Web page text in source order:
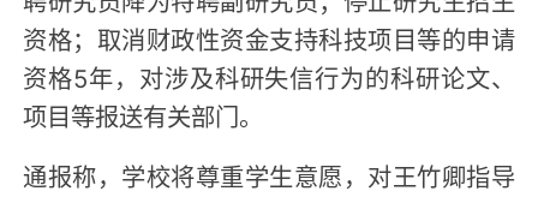
资格；取消财政性资金支持科技项目等的申请
资格5年，对涉及科研失信行为的科研论文、
项目等报送有关部门。
通报称，学校将尊重学生意愿，对王竹卿指导